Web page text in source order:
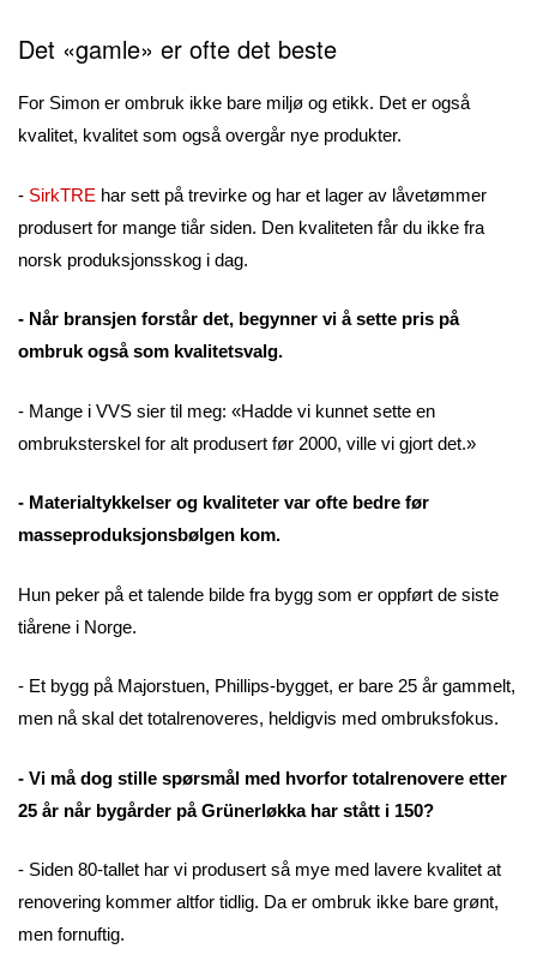
Det «gamle» er ofte det beste
For Simon er ombruk ikke bare miljø og etikk. Det er også
kvalitet, kvalitet som også overgår nye produkter.
- SirkTRE har sett på trevirke og har et lager av låvetømmer
produsert for mange tiår siden. Den kvaliteten får du ikke fra
norsk produksjonsskog i dag.
- Når bransjen forstår det, begynner vi å sette pris på
ombruk også som kvalitetsvalg.
- Mange i VVS sier til meg: «Hadde vi kunnet sette en
ombruksterskel for alt produsert før 2000, ville vi gjort det.»
- Materialtykkelser og kvaliteter var ofte bedre før
masseproduksjonsbølgen kom.
Hun peker på et talende bilde fra bygg som er oppført de siste
tiårene i Norge.
- Et bygg på Majorstuen, Phillips-bygget, er bare 25 år gammelt,
men nå skal det totalrenoveres, heldigvis med ombruksfokus.
- Vi må dog stille spørsmål med hvorfor totalrenovere etter
25 år når bygårder på Grünerløkka har stått i 150?
- Siden 80-tallet har vi produsert så mye med lavere kvalitet at
renovering kommer altfor tidlig. Da er ombruk ikke bare grønt,
men fornuftig.